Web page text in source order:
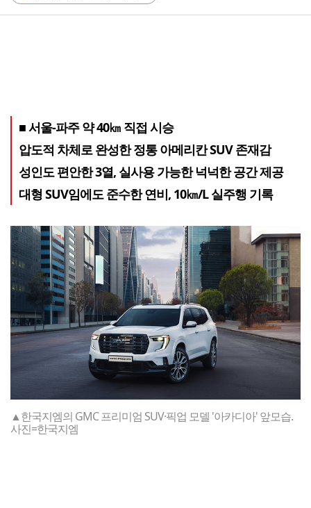
■ 서울-파주 약 40㎞ 직접 시승
압도적 차체로 완성한 정통 아메리칸 SUV 존재감
성인도 편안한 3열, 실사용 가능한 넉넉한 공간 제공
대형 SUV임에도 준수한 연비, 10㎞/L 실주행 기록
▲한국지엠의 GMC 프리미엄 SUV·픽업 모델 '아카디아' 앞모습.
사진=한국지엠